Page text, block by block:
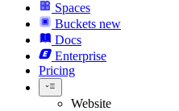
Spaces
Buckets new
Docs
Enterprise
Pricing
Website